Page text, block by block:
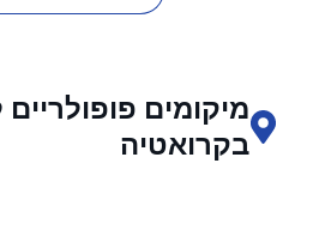
מיקומים
בקרואטיה